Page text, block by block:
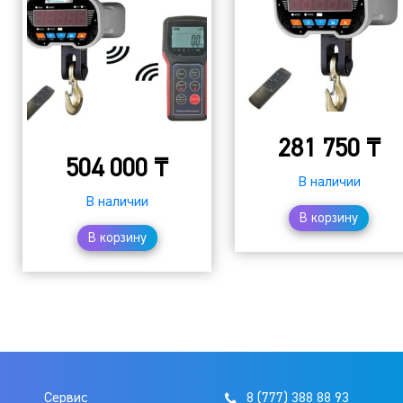
504 000 ₸
В наличии
В корзину
281 750 ₸
В наличии
В корзину
Сервис 8 (777) 388 88 93